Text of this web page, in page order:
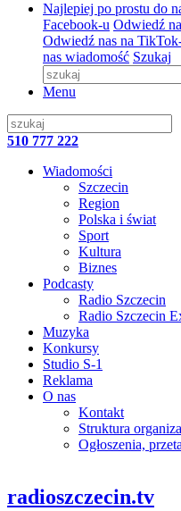
Najlepiej po prostu do
Facebook-u Odwiedź
Odwiedź nas na
nas wiadomość Szukaj
Menu
510 777 222
Wiadomości
Szczecin
Region
Polska i świat
Sport
Kultura
Biznes
Podcasty
Radio Szczecin
Radio Szczecin
Muzyka
Konkursy
Studio S-1
Reklama
O nas
Kontakt
Struktura
Ogłoszenia,
radioszczecin.tv